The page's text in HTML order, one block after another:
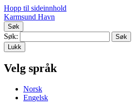
Hopp til sideinnhold
Karmsund Havn
Søk
Søk:
Lukk
Velg språk
Norsk
Engelsk